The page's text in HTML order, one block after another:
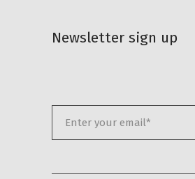
Newsletter sign up